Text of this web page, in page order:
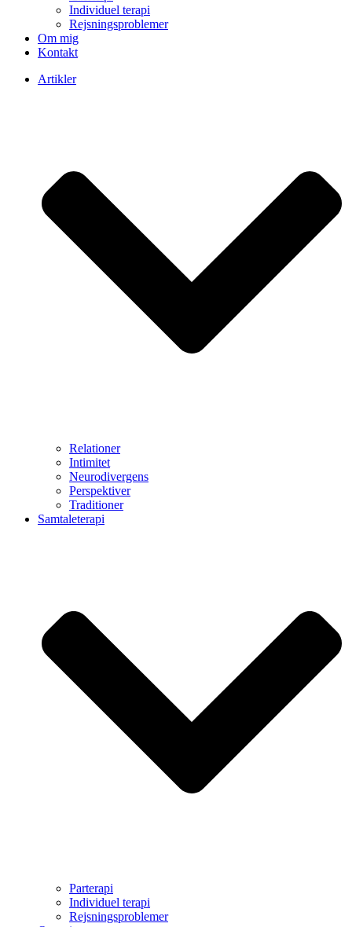
Individuel terapi
Rejsningsproblemer
Om mig
Kontakt
Artikler
Relationer
Intimitet
Neurodivergens
Perspektiver
Traditioner
Samtaleterapi
Parterapi
Individuel terapi
Rejsningsproblemer